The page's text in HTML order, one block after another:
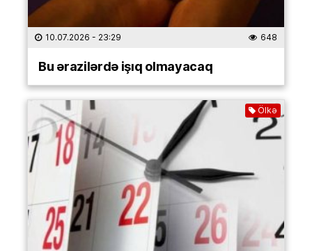
10.07.2026 - 23:29 648
Bu ərazilərdə işıq olmayacaq
Ölkə